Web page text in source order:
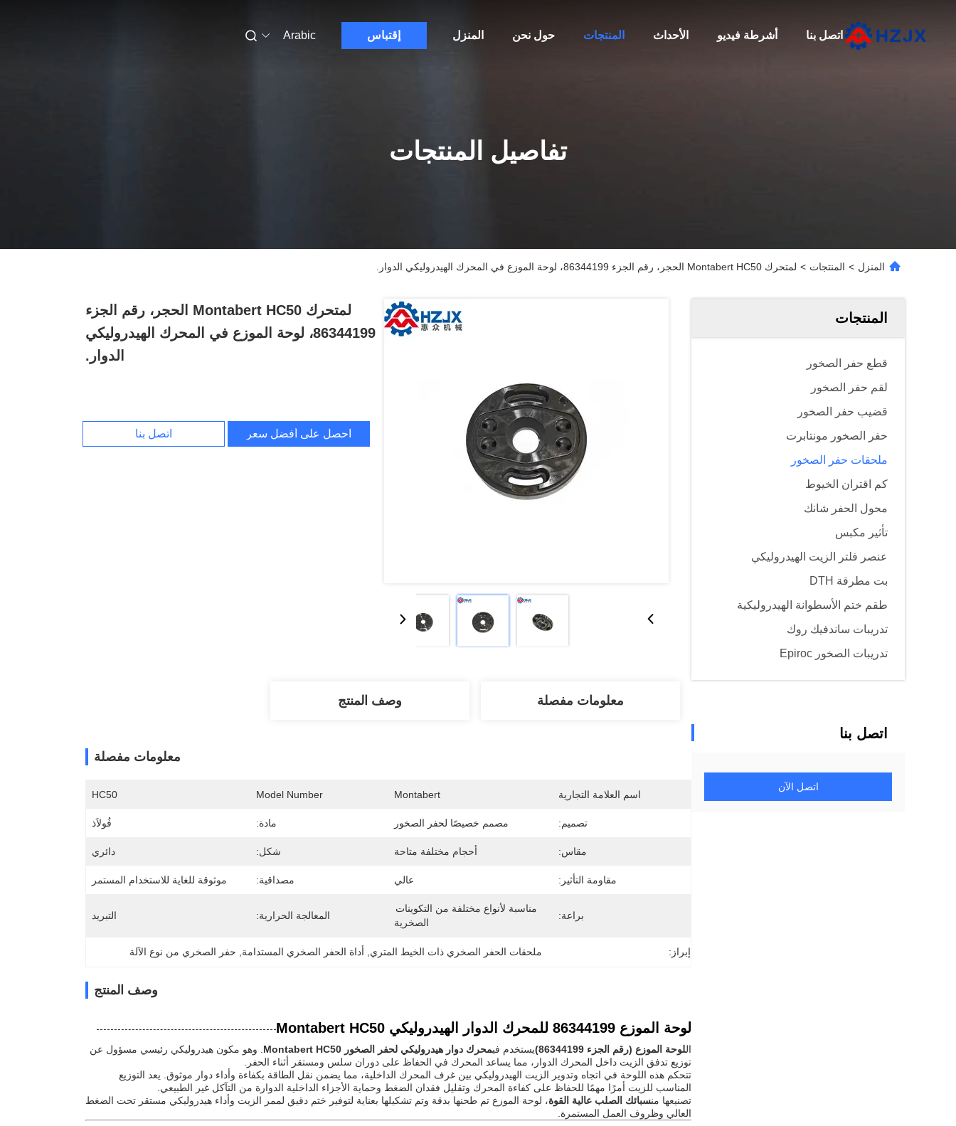
المنزل حول نحن المنتجات الأحداث أشرطة فيديو اتصل بنا إقتباس Arabic
تفاصيل المنتجات
المنزل > المنتجات > لمتحرك Montabert HC50 الحجر، رقم الجزء 86344199، لوحة الموزع في المحرك الهيدروليكي الدوار.
المنتجات
قطع حفر الصخور
لقم حفر الصخور
قضيب حفر الصخور
حفر الصخور مونتابرت
ملحقات حفر الصخور
كم اقتران الخيوط
محول الحفر شانك
تأثير مكبس
عنصر فلتر الزيت الهيدروليكي
بت مطرقة DTH
طقم ختم الأسطوانة الهيدروليكية
تدريبات ساندفيك روك
تدريبات الصخور Epiroc
اتصل بنا
اتصل الآن
لمتحرك Montabert HC50 الحجر، رقم الجزء
86344199، لوحة الموزع في المحرك الهيدروليكي
الدوار.
احصل على أفضل سعر اتصل بنا
معلومات مفصلة وصف المنتج
معلومات مفصلة
اسم العلامة التجارية Montabert
Model Number
HC50
تصميم: مصمم خصيصًا لحفر الصخور مادة: فُولاَذ
مقاس: أحجام مختلفة متاحة شكل: دائري
مقاومة التأثير: عالي مصداقية: موثوقة للغاية للاستخدام المستمر
براعة:
الصخرية
المعالجة الحرارية: التبريد
إبراز: ملحقات الحفر الصخري ذات الخيط المتري أداة الحفر الصخري المستدامة حفر الصخري من نوع الآلة
وصف المنتج
لوحة الموزع 86344199 للمحرك الدوار الهيدروليكي Montabert HC50
اللوحة الموزع (رقم الجزء 86344199) يستخدم فيمحرك دوار هيدروليكي لحفر الصخور Montabert HC50
. وهو مكون هيدروليكي رئيسي مسؤول عن
توزيع تدفق الزيت داخل المحرك الدوار، مما يساعد المحرك في الحفاظ على دوران سلس ومستقر أثناء الحفر.
تتحكم هذه اللوحة في اتجاه وتدوير الزيت الهيدروليكي بين غرف المحرك الداخلية، مما يضمن نقل الطاقة بكفاءة وأداء دوار موثوق. يعد التوزيع
المناسب للزيت أمرًا مهمًا للحفاظ على كفاءة المحرك وتقليل فقدان الضغط وحماية الأجزاء الداخلية الدوارة من التآكل غير الطبيعي.
تصنيعها منسبائك الصلب عالية القوة، لوحة الموزع تم طحنها بدقة وتم تشكيلها بعناية لتوفير ختم دقيق لممر الزيت وأداء هيدروليكي مستقر تحت الضغط
العالي وظروف العمل المستمرة.